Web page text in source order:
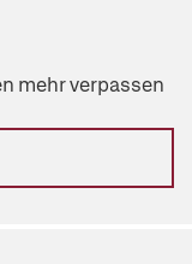
mehr verpassen